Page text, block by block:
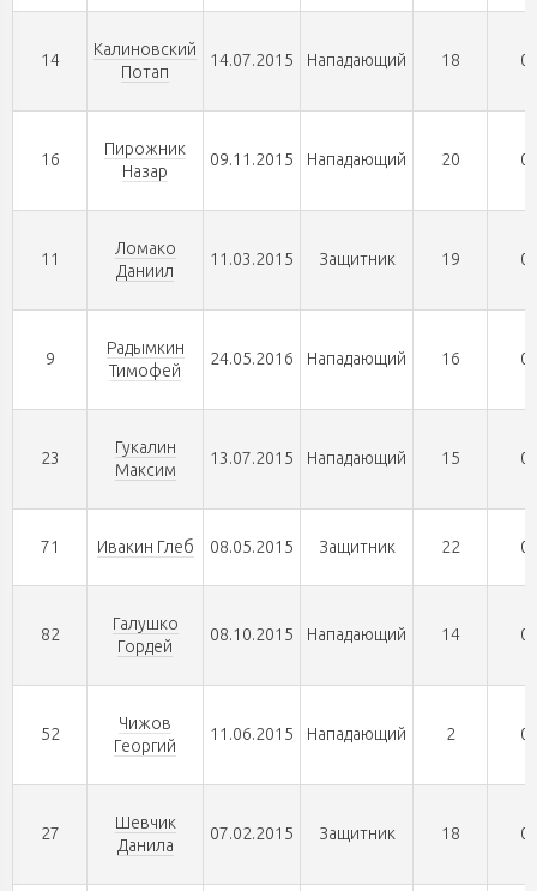
14
Калиновский
Потап
14.07.2015 Нападающий 18 0
16
Пирожник
Назар
09.11.2015 Нападающий 20 0
11
Ломако
Даниил
11.03.2015 Защитник 19 0
9
Радымкин
Тимофей
24.05.2016 Нападающий 16 0
23
Гукалин
Максим
13.07.2015 Нападающий 15 0
71 Ивакин Глеб 08.05.2015 Защитник 22 0
82
Галушко
Гордей
08.10.2015 Нападающий 14 0
52
Чижов
Георгий
11.06.2015 Нападающий 2 0
27
Шевчик
Данила
07.02.2015 Защитник 18 0